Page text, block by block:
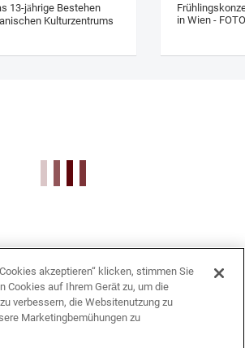
13‑jährige Bestehen
Kulturzentrums
in Wien - FOTO
akzeptieren“ klicken, stimmen Sie
Cookies auf Ihrem Gerät zu, um die
verbessern, die Websitenutzung zu
Marketingbemühungen zu